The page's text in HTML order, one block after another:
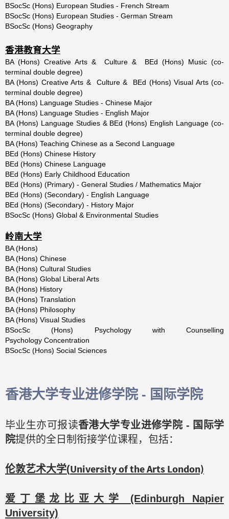
BSocSc (Hons) European Studies - French Stream
BSocSc (Hons) European Studies - German Stream
BSocSc (Hons) Geography
香港教育大学
BA (Hons) Creative Arts & Culture & BEd (Hons) Music (co-
terminal double degree)
BA (Hons) Creative Arts & Culture & BEd (Hons) Visual Arts (co-
terminal double degree)
BA (Hons) Language Studies - Chinese Major
BA (Hons) Language Studies - English Major
BA (Hons) Language Studies & BEd (Hons) English Language (co-
terminal double degree)
BA (Hons) Teaching Chinese as a Second Language
BEd (Hons) Chinese History
BEd (Hons) Chinese Language
BEd (Hons) Early Childhood Education
BEd (Hons) (Primary) - General Studies / Mathematics Major
BEd (Hons) (Secondary) - English Language
BEd (Hons) (Secondary) - History Major
BSocSc (Hons) Global & Environmental Studies
岭南大学
BA (Hons)
BA (Hons) Chinese
BA (Hons) Cultural Studies
BA (Hons) Global Liberal Arts
BA (Hons) History
BA (Hons) Translation
BA (Hons) Philosophy
BA (Hons) Visual Studies
BSocSc (Hons) Psychology with Counselling
Psychology Concentration
BSocSc (Hons) Social Sciences
香港大学专业进修学院 - 国际学院
毕业生亦可报读香港大学专业进修学院 - 国际学
院提供的全日制衔接学位课程，包括：
伦敦艺术大学(University of the Arts London)
爱丁堡龙比亚大学 (Edinburgh Napier
University)